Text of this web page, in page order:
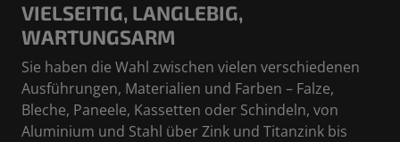
VIELSEITIG, LANGLEBIG,
WARTUNGSARM
Sie haben die Wahl zwischen vielen verschiedenen
Ausführungen, Materialien und Farben – Falze,
Bleche, Paneele, Kassetten oder Schindeln, von
Aluminium und Stahl über Zink und Titanzink bis